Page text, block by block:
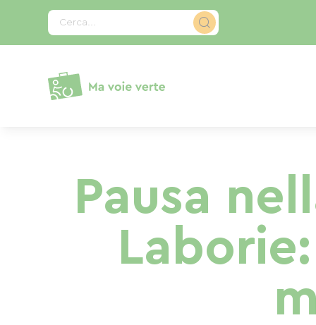
Cerca...
Pausa
Pannello di gestione dei cookies